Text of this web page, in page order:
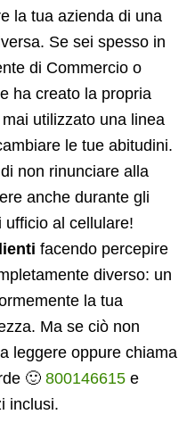
la tua azienda di una
Se sei spesso in
di Commercio o
ha creato la propria
utilizzato una linea
le tue abitudini.
non rinunciare alla
anche durante gli
al cellulare!
facendo percepire
diverso: un
la tua
Ma se ciò non
leggere oppure chiama
🙂 800146615 e
inclusi.